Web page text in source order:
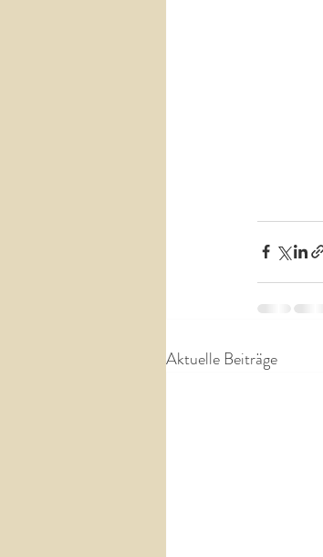
Aktuelle Beiträge